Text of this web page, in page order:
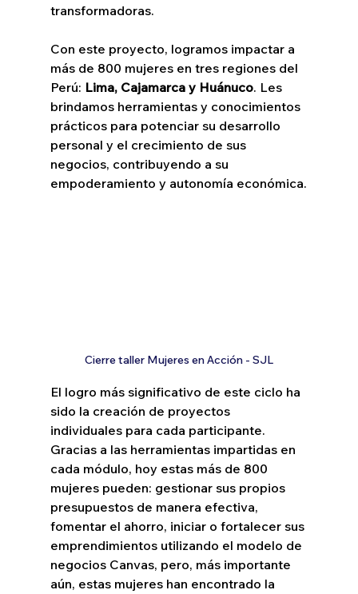
transformadoras.
Con este proyecto, logramos impactar a
más de 800 mujeres en tres regiones del
Perú: Lima, Cajamarca y Huánuco. Les
brindamos herramientas y conocimientos
prácticos para potenciar su desarrollo
personal y el crecimiento de sus
negocios, contribuyendo a su
empoderamiento y autonomía económica.
Cierre taller Mujeres en Acción - SJL
El logro más significativo de este ciclo ha
sido la creación de proyectos
individuales para cada participante.
Gracias a las herramientas impartidas en
cada módulo, hoy estas más de 800
mujeres pueden: gestionar sus propios
presupuestos de manera efectiva,
fomentar el ahorro, iniciar o fortalecer sus
emprendimientos utilizando el modelo de
negocios Canvas, pero, más importante
aún, estas mujeres han encontrado la